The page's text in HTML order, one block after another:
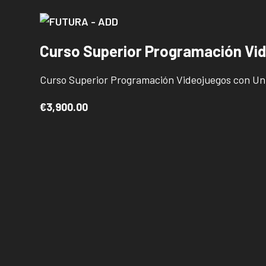
Curso Superior Programación
Curso Superior Programación Videojuegos con
€3,900.00